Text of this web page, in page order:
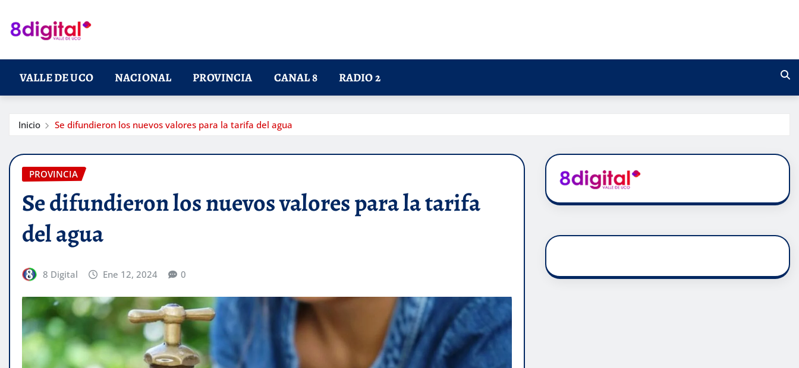
contenido
VALLE DE UCO NACIONAL PROVINCIA CANAL 8 RADIO 2
Inicio Se difundieron los nuevos valores para la tarifa del agua
PROVINCIA
Se difundieron los nuevos valores para la tarifa
del agua
8 Digital Ene 12, 2024 0